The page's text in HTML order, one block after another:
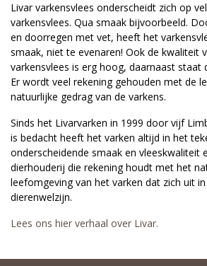
Livar varkensvlees onderscheidt zich op
varkensvlees. Qua smaak bijvoorbeeld.
en doorregen met vet, heeft het
smaak, niet te evenaren! Ook de kwaliteit
varkensvlees is erg hoog, daarnaast staat
Er wordt veel rekening gehouden met de
natuurlijke gedrag van de varkens.
Sinds het Livarvarken in 1999 door vijf
is bedacht heeft het varken altijd in het
onderscheidende smaak en vleeskwaliteit
dierhouderij die rekening houdt met het
leefomgeving van het varken dat zich uit
dierenwelzijn.
Lees ons hier verhaal over Livar.